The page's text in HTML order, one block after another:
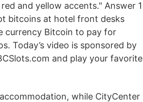
and yellow accents." Answer 1
bitcoins at hotel front desks
currency Bitcoin to pay for
Today’s video is sponsored by
and play your favorite
while CityCenter